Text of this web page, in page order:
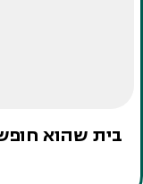
בית שהוא